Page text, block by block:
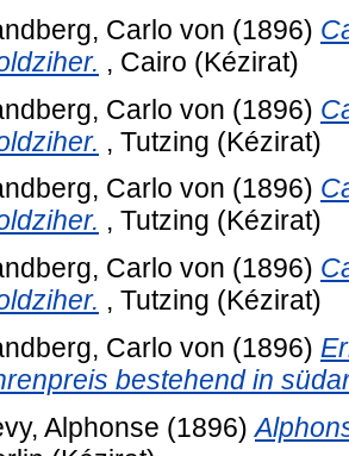
Carlo von (1896)
, Cairo (Kézirat)
Carlo von (1896)
, Tutzing (Kézirat)
Carlo von (1896)
, Tutzing (Kézirat)
Carlo von (1896)
, Tutzing (Kézirat)
Carlo von (1896)
bestehend in
Alphonse (1896)